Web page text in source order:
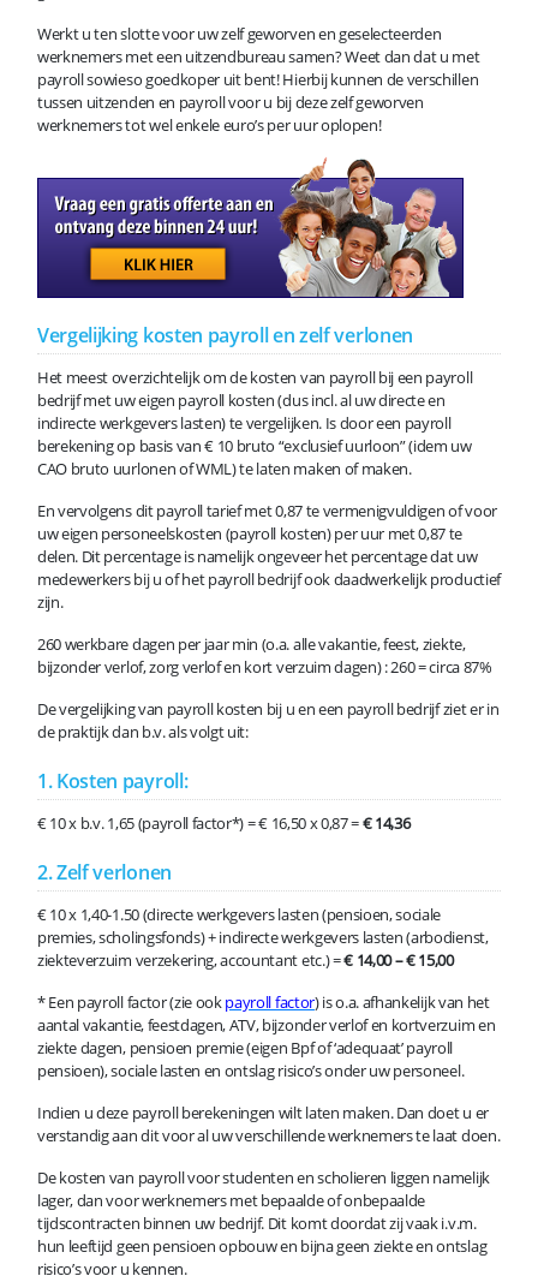
Werkt u ten slotte voor uw zelf geworven en geselecteerden
werknemers met een uitzendbureau samen? Weet dan dat u met
payroll sowieso goedkoper uit bent! Hierbij kunnen de verschillen
tussen uitzenden en payroll voor u bij deze zelf geworven
werknemers tot wel enkele euro’s per uur oplopen!
Vergelijking kosten payroll en zelf verlonen
Het meest overzichtelijk om de kosten van payroll bij een payroll
bedrijf met uw eigen payroll kosten (dus incl. al uw directe en
indirecte werkgevers lasten) te vergelijken. Is door een payroll
berekening op basis van € 10 bruto “exclusief uurloon” (idem uw
CAO bruto uurlonen of WML) te laten maken of maken.
En vervolgens dit payroll tarief met 0,87 te vermenigvuldigen of voor
uw eigen personeelskosten (payroll kosten) per uur met 0,87 te
delen. Dit percentage is namelijk ongeveer het percentage dat uw
medewerkers bij u of het payroll bedrijf ook daadwerkelijk productief
zijn.
260 werkbare dagen per jaar min (o.a. alle vakantie, feest, ziekte,
bijzonder verlof, zorg verlof en kort verzuim dagen) : 260 = circa 87%
De vergelijking van payroll kosten bij u en een payroll bedrijf ziet er in
de praktijk dan b.v. als volgt uit:
1. Kosten payroll:
€ 10 x b.v. 1,65 (payroll factor*) = € 16,50 x 0,87 =€ 14,36
2. Zelf verlonen
€ 10 x 1,40-1.50 (directe werkgevers lasten (pensioen, sociale
premies, scholingsfonds) + indirecte werkgevers lasten (arbodienst,
ziekteverzuim verzekering, accountant etc.) =€ 14,00 – € 15,00
* Een payroll factor (zie ookpayroll factor) is o.a. afhankelijk van het
aantal vakantie, feestdagen, ATV, bijzonder verlof en kortverzuim en
ziekte dagen, pensioen premie (eigen Bpf of ‘adequaat’ payroll
pensioen), sociale lasten en ontslag risico’s onder uw personeel.
Indien u deze payroll berekeningen wilt laten maken. Dan doet u er
verstandig aan dit voor al uw verschillende werknemers te laat doen.
De kosten van payroll voor studenten en scholieren liggen namelijk
lager, dan voor werknemers met bepaalde of onbepaalde
tijdscontracten binnen uw bedrijf. Dit komt doordat zij vaak i.v.m.
hun leeftijd geen pensioen opbouw en bijna geen ziekte en ontslag
risico’s voor u kennen.